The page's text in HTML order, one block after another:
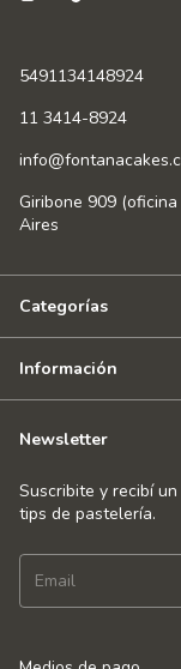
5491134148924
11 3414-8924
Giribone 909 (oficina
Aires
Categorías
Información
Newsletter
Suscribite y recibí
tips de pastelería.